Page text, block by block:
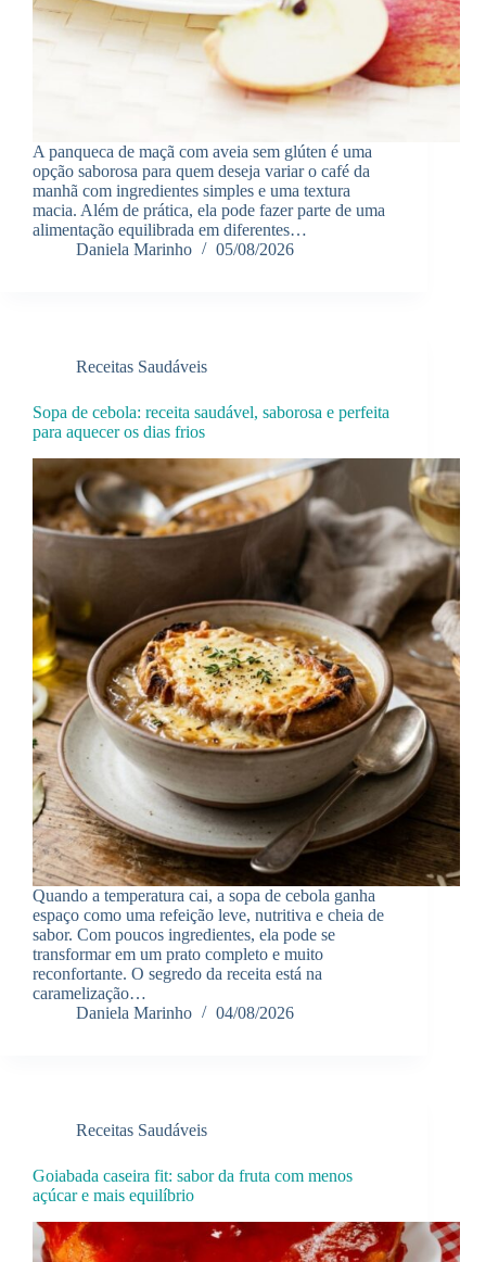
A panqueca de maçã com aveia sem glúten é uma
opção saborosa para quem deseja variar o café da
manhã com ingredientes simples e uma textura
macia. Além de prática, ela pode fazer parte de uma
alimentação equilibrada em diferentes…
Daniela Marinho
05/08/2026
Receitas Saudáveis
Sopa de cebola: receita saudável, saborosa e perfeita
para aquecer os dias frios
Quando a temperatura cai, a sopa de cebola ganha
espaço como uma refeição leve, nutritiva e cheia de
sabor. Com poucos ingredientes, ela pode se
transformar em um prato completo e muito
reconfortante. O segredo da receita está na
caramelização…
Daniela Marinho
04/08/2026
Receitas Saudáveis
Goiabada caseira fit: sabor da fruta com menos
açúcar e mais equilíbrio